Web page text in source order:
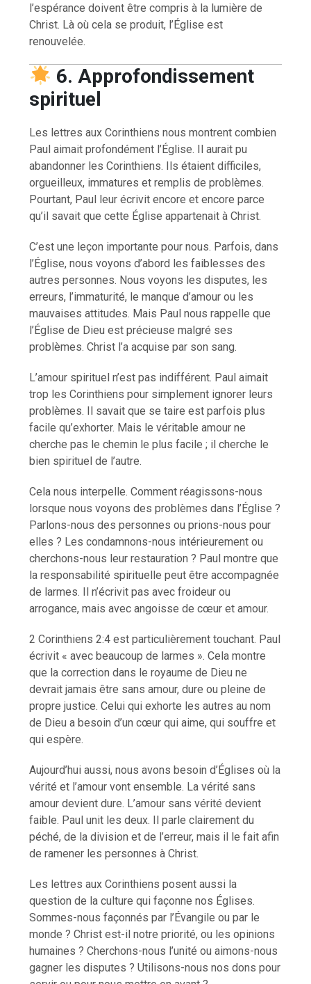
l’espérance doivent être compris à la lumière de
Christ. Là où cela se produit, l’Église est
renouvelée.
6. Approfondissement
spirituel
Les lettres aux Corinthiens nous montrent combien
Paul aimait profondément l’Église. Il aurait pu
abandonner les Corinthiens. Ils étaient difficiles,
orgueilleux, immatures et remplis de problèmes.
Pourtant, Paul leur écrivit encore et encore parce
qu’il savait que cette Église appartenait à Christ.
C’est une leçon importante pour nous. Parfois, dans
l’Église, nous voyons d’abord les faiblesses des
autres personnes. Nous voyons les disputes, les
erreurs, l’immaturité, le manque d’amour ou les
mauvaises attitudes. Mais Paul nous rappelle que
l’Église de Dieu est précieuse malgré ses
problèmes. Christ l’a acquise par son sang.
L’amour spirituel n’est pas indifférent. Paul aimait
trop les Corinthiens pour simplement ignorer leurs
problèmes. Il savait que se taire est parfois plus
facile qu’exhorter. Mais le véritable amour ne
cherche pas le chemin le plus facile ; il cherche le
bien spirituel de l’autre.
Cela nous interpelle. Comment réagissons-nous
lorsque nous voyons des problèmes dans l’Église ?
Parlons-nous des personnes ou prions-nous pour
elles ? Les condamnons-nous intérieurement ou
cherchons-nous leur restauration ? Paul montre que
la responsabilité spirituelle peut être accompagnée
de larmes. Il n’écrivit pas avec froideur ou
arrogance, mais avec angoisse de cœur et amour.
2 Corinthiens 2:4 est particulièrement touchant. Paul
écrivit « avec beaucoup de larmes ». Cela montre
que la correction dans le royaume de Dieu ne
devrait jamais être sans amour, dure ou pleine de
propre justice. Celui qui exhorte les autres au nom
de Dieu a besoin d’un cœur qui aime, qui souffre et
qui espère.
Aujourd’hui aussi, nous avons besoin d’Églises où la
vérité et l’amour vont ensemble. La vérité sans
amour devient dure. L’amour sans vérité devient
faible. Paul unit les deux. Il parle clairement du
péché, de la division et de l’erreur, mais il le fait afin
de ramener les personnes à Christ.
Les lettres aux Corinthiens posent aussi la
question de la culture qui façonne nos Églises.
Sommes-nous façonnés par l’Évangile ou par le
monde ? Christ est-il notre priorité, ou les opinions
humaines ? Cherchons-nous l’unité ou aimons-nous
gagner les disputes ? Utilisons-nous nos dons pour